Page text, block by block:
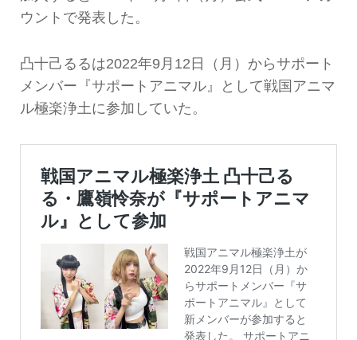
ウントで発表した。
凸十己るるは2022年9月12日（月）からサポート
メンバー『サポートアニマル』として戦国アニマ
ル極楽浄土に参加していた。